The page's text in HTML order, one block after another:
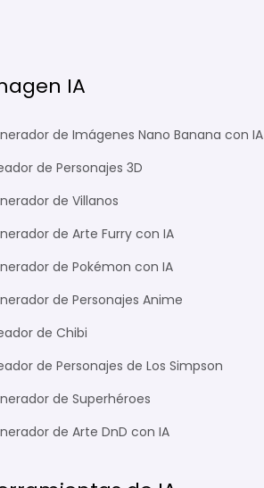
IA
de Imágenes Nano Banana con IA
de Personajes 3D
de Villanos
de Arte Furry con IA
de Pokémon con IA
de Personajes Anime
de Chibi
de Personajes de Los Simpson
de Superhéroes
de Arte DnD con IA